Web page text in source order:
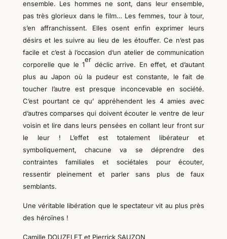
ensemble. Les hommes ne sont, dans leur ensemble,
pas très glorieux dans le film… Les femmes, tour à tour,
s’en affranchissent. Elles osent enfin exprimer leurs
désirs et les suivre au lieu de les étouffer. Ce n’est pas
facile et c’est à l’occasion d’un atelier de communication
corporelle que le 1
er
déclic arrive. En effet, et d’autant
plus au Japon où la pudeur est constante, le fait de
toucher l’autre est presque inconcevable en société.
C’est pourtant ce qu’ appréhendent les 4 amies avec
d’autres comparses qui doivent écouter le ventre de leur
voisin et lire dans leurs pensées en collant leur front sur
le leur ! L’effet est totalement libérateur et
symboliquement, chacune va se déprendre des
contraintes familiales et sociétales pour écouter,
ressentir pleinement et parler sans plus de faux
semblants.
Une véritable libération que le spectateur vit au plus près
des héroïnes !
Camille DOUZELET et Pierrick SAUZON